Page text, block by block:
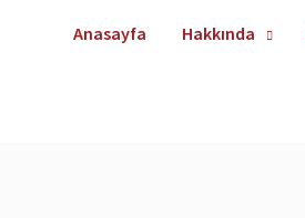
Anasayfa Hakkında